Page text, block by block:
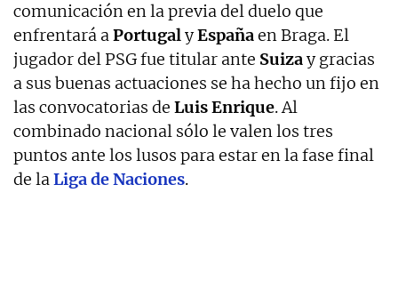
comunicación en la previa del duelo que
enfrentará aPortugalyEspañaen Braga. El
jugador del PSG fue titular ante Suizay gracias
a sus buenas actuaciones se ha hecho un fijo en
las convocatorias de Luis Enrique. Al
combinado nacional sólo le valen los tres
puntos ante los lusos para estar en la fase final
de laLiga de Naciones.